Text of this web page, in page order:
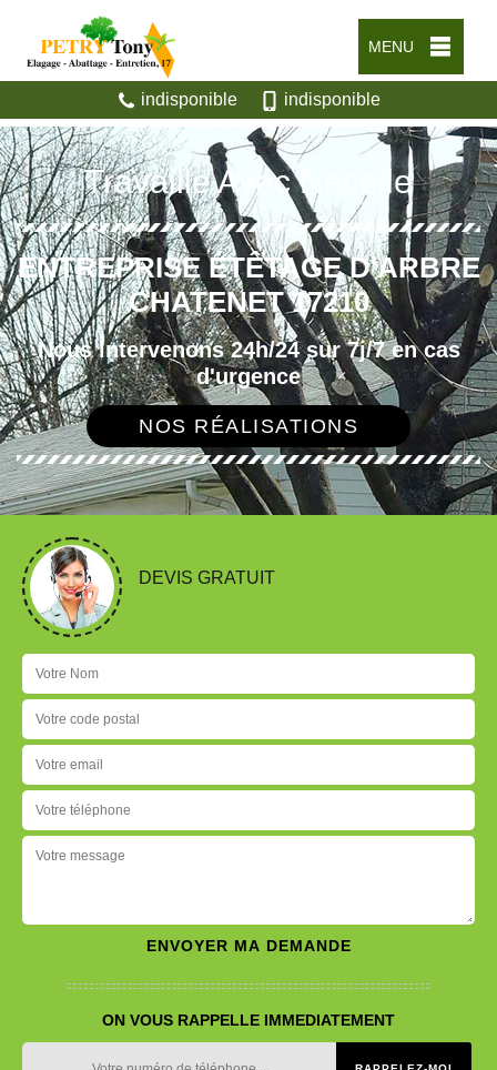
MENU
indisponible indisponible
Travaille Avec Nacelle
ENTREPRISE ÉTÊTAGE D'ARBRE
CHATENET 17210
Nous intervenons 24h/24 sur 7j/7 en cas
d'urgence
NOS RÉALISATIONS
DEVIS GRATUIT
ON VOUS RAPPELLE IMMEDIATEMENT